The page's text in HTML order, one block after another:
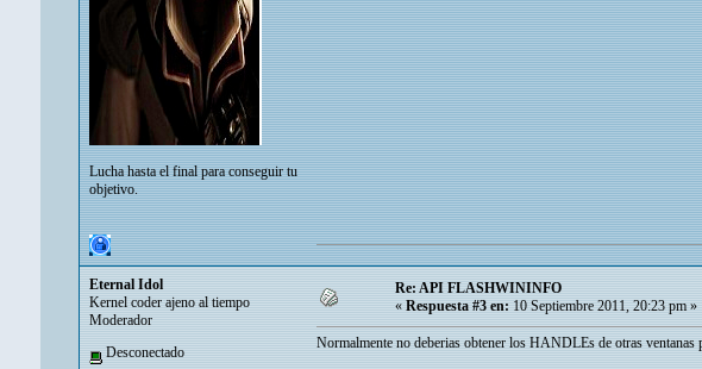
Lucha hasta el final para conseguir tu
objetivo.
Eternal Idol
Kernel coder ajeno al tiempo
Moderador
Desconectado
Re: API FLASHWININFO
« Respuesta #3 en: 10 Septiembre 2011, 20:23 pm »
Normalmente no deberias obtener los HANDLEs de otras ventanas